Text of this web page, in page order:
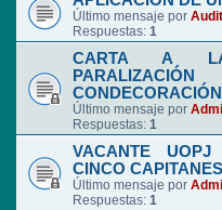
Último mensaje por
Respuestas: 1
CARTA A LA
CONDECORACIÓN
Último mensaje por
Respuestas: 1
VACANTE
CINCO CAPITANES
Último mensaje por
Respuestas: 1